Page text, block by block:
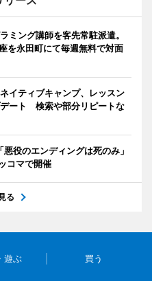
ミング講師を客先常駐派遣。
永田町にて毎週無料で対面
イティブキャンプ、レッスン
ート 検索や部分リピートな
役のエンディングは死のみ」
コマで開催
る
遊ぶ 買う